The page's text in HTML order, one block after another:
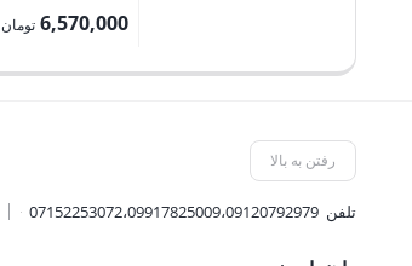
6,570,000 تومان
رفتن به بالا
تلفن07152253072،09917825009،09120792979